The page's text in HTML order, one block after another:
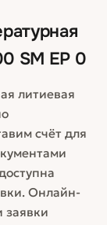
SM EP 0
литиевая
счёт для
Онлайн-
заявки